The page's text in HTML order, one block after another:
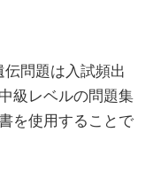
問題は入試頻出
級レベルの問題集
を使用することで